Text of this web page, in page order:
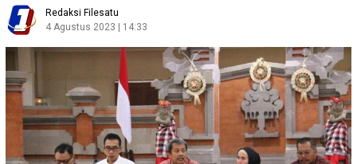
Redaksi Filesatu
4 Agustus 2023 | 14:33